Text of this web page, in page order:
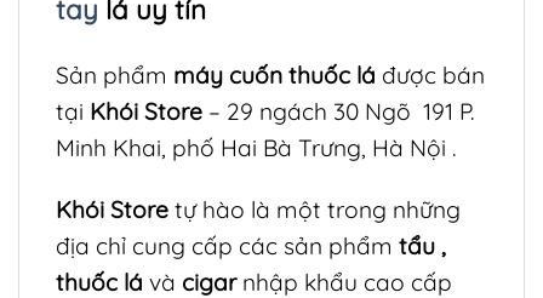
tay lá uy tín
Sản phẩm máy cuốn thuốc lá được bán
tại Khói Store – 29 ngách 30 Ngõ 191 P.
Minh Khai, phố Hai Bà Trưng, Hà Nội .
Khói Store tự hào là một trong những
địa chỉ cung cấp các sản phẩm tẩu ,
thuốc lá và cigar nhập khẩu cao cấp